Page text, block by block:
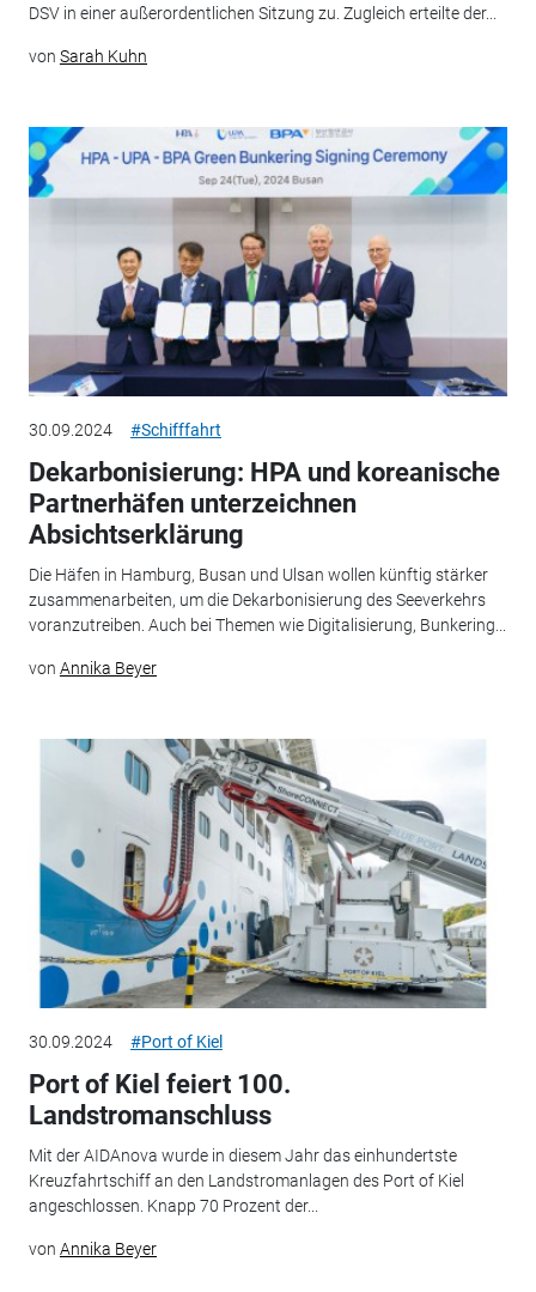
DSV in einer außerordentlichen Sitzung zu. Zugleich erteilte der...
von Sarah Kuhn
30.09.2024 #Schifffahrt
Dekarbonisierung: HPA und koreanische
Partnerhäfen unterzeichnen
Absichtserklärung
Die Häfen in Hamburg, Busan und Ulsan wollen künftig stärker
zusammenarbeiten, um die Dekarbonisierung des Seeverkehrs
voranzutreiben. Auch bei Themen wie Digitalisierung, Bunkering...
von Annika Beyer
30.09.2024 #Port of Kiel
Port of Kiel feiert 100.
Landstromanschluss
Mit der AIDAnova wurde in diesem Jahr das einhundertste
Kreuzfahrtschiff an den Landstromanlagen des Port of Kiel
angeschlossen. Knapp 70 Prozent der...
von Annika Beyer